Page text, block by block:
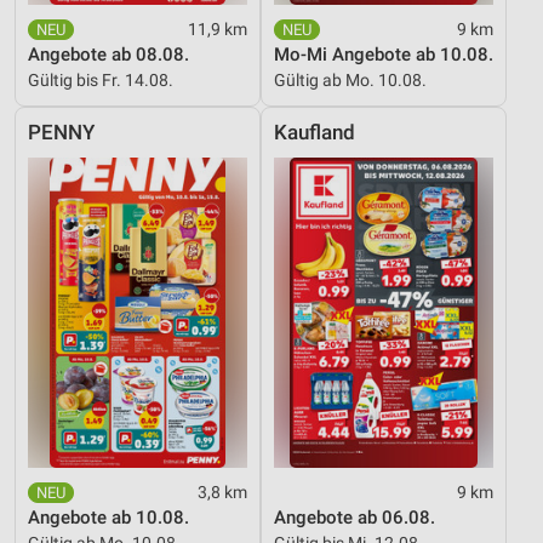
11,9 km
Angebote ab 08.08.
Gültig bis Fr. 14.08.
9 km
Mo-Mi Angebote ab 10.08.
Gültig ab Mo. 10.08.
PENNY
3,8 km
Angebote ab 10.08.
Kaufland
9 km
Angebote ab 06.08.
Notwendig
Performance
Funktional
Werbung